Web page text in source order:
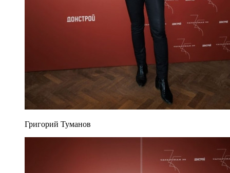
Григорий Туманов